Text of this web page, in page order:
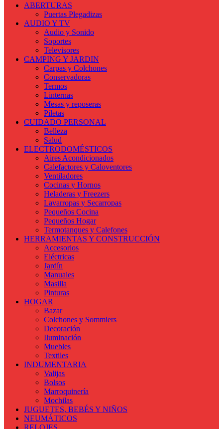
ABERTURAS
Puertas Plegadizas
AUDIO Y TV
Audio y Sonido
Soportes
Televisores
CAMPING Y JARDIN
Carpas y Colchones
Conservadoras
Termos
Linternas
Mesas y reposeras
Piletas
CUIDADO PERSONAL
Belleza
Salud
ELECTRODOMÉSTICOS
Aires Acondicionados
Calefactores y Caloventores
Ventiladores
Cocinas y Hornos
Heladeras y Freezers
Lavarropas y Secarropas
Pequeños Cocina
Pequeños Hogar
Termotanques y Calefones
HERRAMIENTAS Y CONSTRUCCIÓN
Accesorios
Eléctricas
Jardín
Manuales
Masilla
Pinturas
HOGAR
Bazar
Colchones y Sommiers
Decoración
Iluminación
Muebles
Textiles
INDUMENTARIA
Valijas
Bolsos
Marroquinería
Mochilas
JUGUETES, BEBÉS Y NIÑOS
NEUMÁTICOS
RELOJES